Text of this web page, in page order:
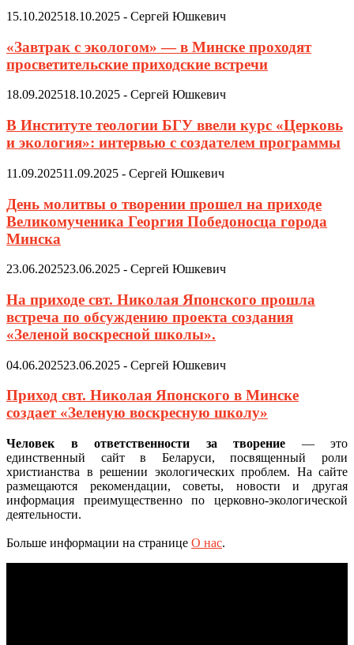
15.10.202518.10.2025 - Сергей Юшкевич
«Завтрак с экологом» — в Минске проходят
просветительские приходские встречи
18.09.202518.10.2025 - Сергей Юшкевич
В Институте теологии БГУ ввели курс «Церковь
и экология»: интервью с создателем программы
11.09.202511.09.2025 - Сергей Юшкевич
День молитвы о творении прошел на приходе
Великомученика Георгия Победоносца города
Минска
23.06.202523.06.2025 - Сергей Юшкевич
На приходе свт. Николая Японского прошла
встреча по обсуждению проекта создания
«Зеленой воскресной школы».
04.06.202523.06.2025 - Сергей Юшкевич
Приход свт. Николая Японского в Минске
создает «Зеленую воскресную школу»
Человек в ответственности за творение — это
единственный сайт в Беларуси, посвященный роли
христианства в решении экологических проблем. На сайте
размещаются рекомендации, советы, новости и другая
информация преимущественно по церковно-экологической
деятельности.
Больше информации на странице О нас.